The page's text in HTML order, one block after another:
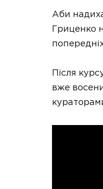
Аби
Гриценко
Після
вже